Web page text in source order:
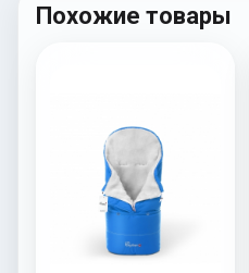
Похожие товары